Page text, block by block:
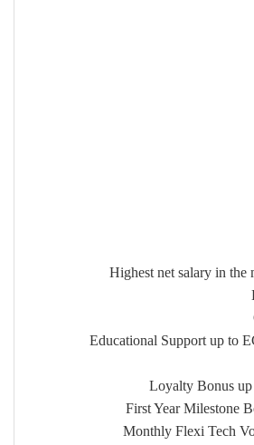
Highest net salary in the
Educational Support up to
Loyalty Bonus
First Year Milestone
Monthly Flexi Tech